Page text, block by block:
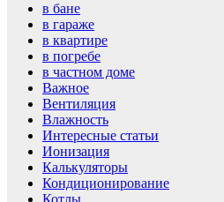
в бане
в гараже
в квартире
в погребе
в частном доме
Важное
Вентиляция
Влажность
Интересные статьи
Ионизация
Калькуляторы
Кондиционирование